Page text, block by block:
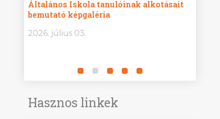
Általános Iskola tanulóinak alkotásait
bemutató képgaléria
2026. július 03.
Hasznos linkek